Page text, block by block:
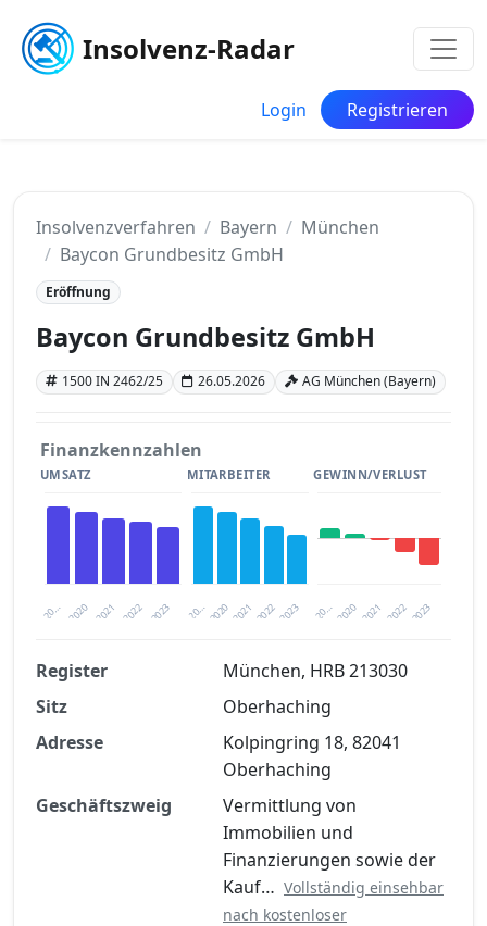
Insolvenz-Radar
Login Registrieren
Insolvenzverfahren Bayern
München
Baycon Grundbesitz GmbH
Eröffnung
Baycon Grundbesitz GmbH
1500 IN 2462/25 26.05.2026 AG München (Bayern)
Finanzkennzahlen
UMSATZ
20… 2021 2023
2020 2022
MITARBEITER
20… 2021 2023
2020 2022
GEWINN/VERLUST
20… 2021 2023
2020 2022
Finanzkennzahlen nach kostenloser
Registrierung verfügbar
Jetzt kostenlos registrieren
Register
München, HRB 213030
Sitz
Oberhaching
Adresse
Kolpingring 18, 82041
Oberhaching
Geschäftszweig
Vermittlung von
Immobilien und
Finanzierungen sowie der
Kauf… Vollständig einsehbar
nach kostenloser